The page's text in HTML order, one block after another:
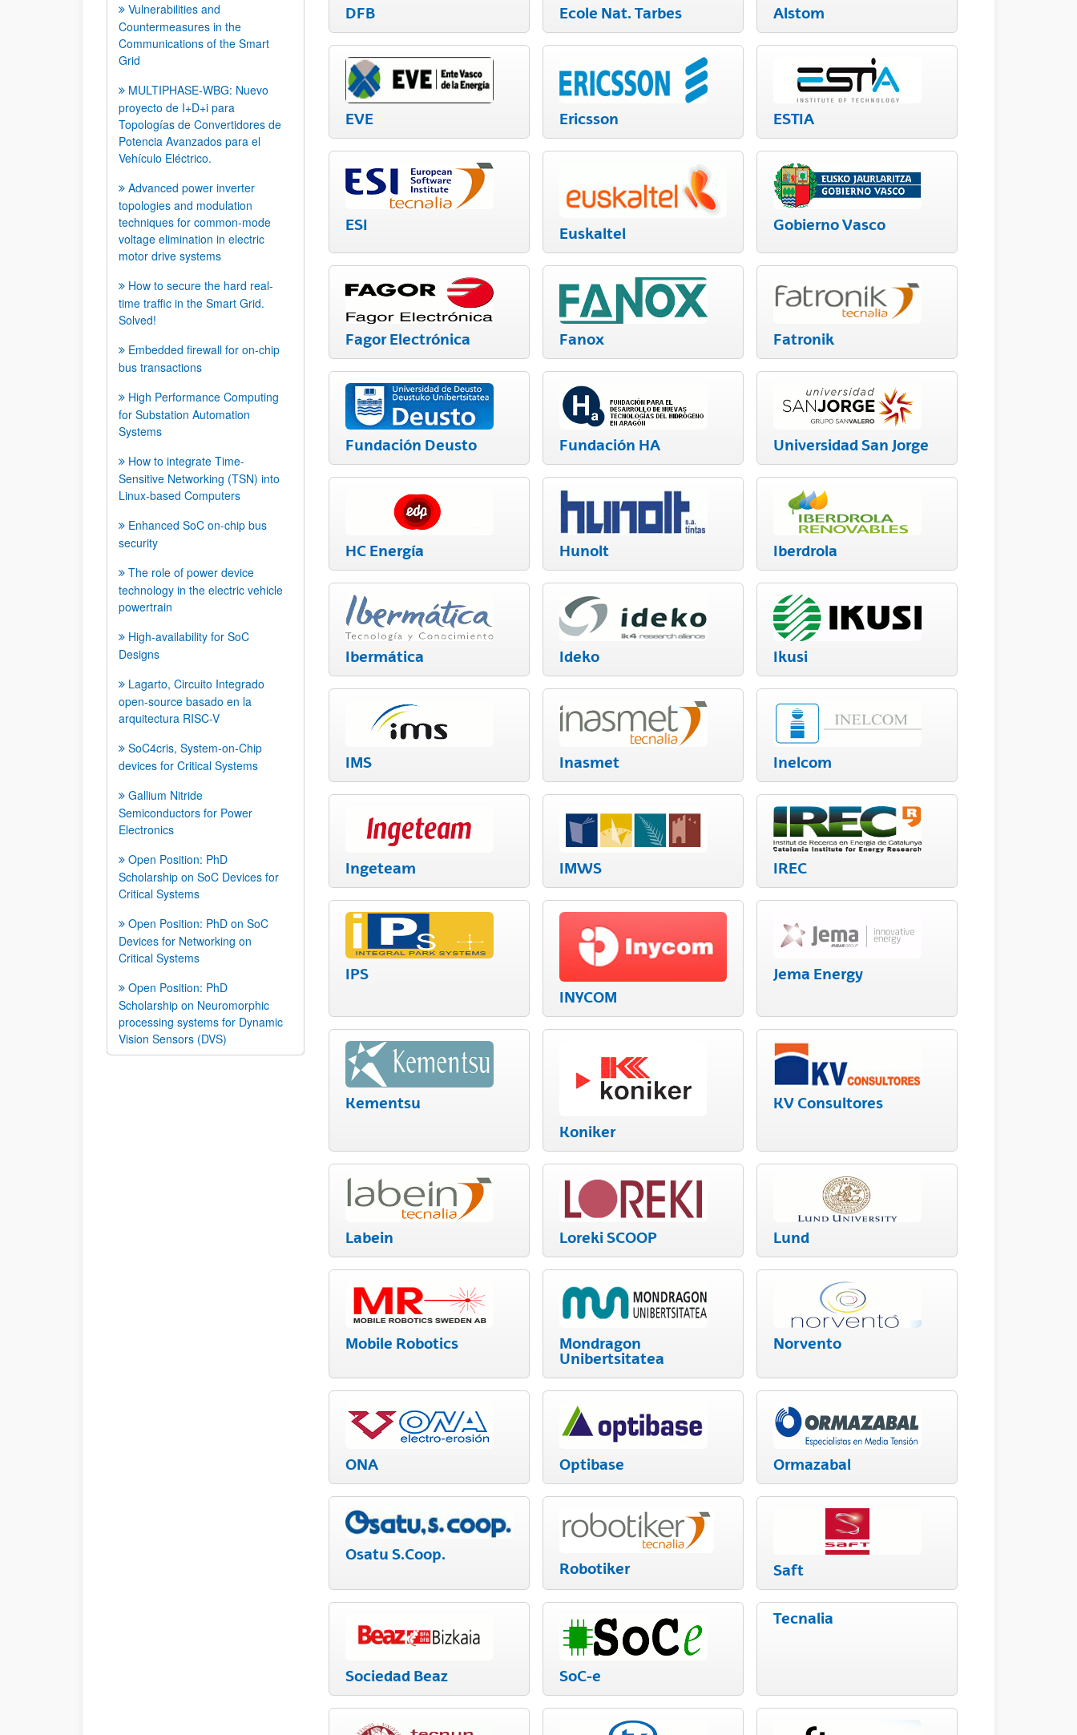
Vulnerabilities and
Countermeasures in the
Communications of the Smart
Grid
MULTIPHASE-WBG: Nuevo
proyecto de I+D+i para
Topologías de Convertidores de
Potencia Avanzados para el
Vehículo Eléctrico.
Advanced power inverter
topologies and modulation
techniques for common-mode
voltage elimination in electric
motor drive systems
How to secure the hard real-
time traffic in the Smart Grid.
Solved!
Embedded firewall for on-chip
bus transactions
High Performance Computing
for Substation Automation
Systems
How to integrate Time-
Sensitive Networking (TSN) into
Linux-based Computers
Enhanced SoC on-chip bus
security
The role of power device
technology in the electric vehicle
powertrain
High-availability for SoC
Designs
Lagarto, Circuito Integrado
open-source basado en la
arquitectura RISC-V
SoC4cris, System-on-Chip
devices for Critical Systems
Gallium Nitride
Semiconductors for Power
Electronics
Open Position: PhD
Scholarship on SoC Devices for
Critical Systems
Open Position: PhD on SoC
Devices for Networking on
Critical Systems
Open Position: PhD
Scholarship on Neuromorphic
processing systems for Dynamic
Vision Sensors (DVS)
DFB Ecole Nat. Tarbes Alstom
EVE Ericsson ESTIA
ESI
Euskaltel
Gobierno Vasco
Fagor Electrónica Fanox Fatronik
Fundación Deusto Fundación HA Universidad San Jorge
HC Energía Hunolt Iberdrola
Ibermática Ideko Ikusi
IMS Inasmet Inelcom
Ingeteam IMWS IREC
IPS
INYCOM
Jema Energy
Kementsu
Koniker
KV Consultores
Labein Loreki SCOOP Lund
Mobile Robotics
Mondragon
Unibertsitatea
Norvento
ONA Optibase Ormazabal
Osatu S.Coop.
Robotiker
Saft
Sociedad Beaz SoC-e
Tecnalia